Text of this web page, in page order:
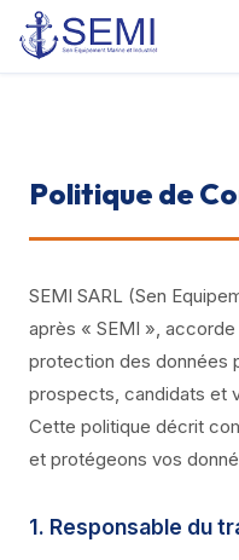
Politique de
SEMI SARL (Sen
après « SEMI »,
protection des données
prospects, candidats et
Cette politique décrit
et protégeons vos
1. Responsable du